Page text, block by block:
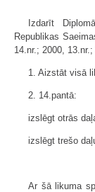
Izdarīt
Republikas
14.nr.; 2000,
1. Aizstāt visā
2. 14.pantā:
izslēgt otrās
izslēgt trešo
Ar šā likuma